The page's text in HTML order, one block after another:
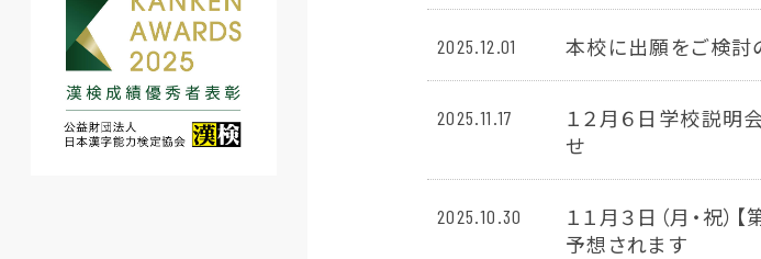
2025.12.01 本校に出願をご検討
2025.11.17
１２月６日学校説
せ
2025.10.30
１１月３日（月・祝
予想されます